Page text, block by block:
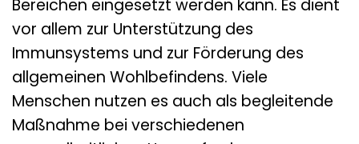
Bereichen eingesetzt werden kann. Es dient
vor allem zur Unterstützung des
Immunsystems und zur Förderung des
allgemeinen Wohlbefindens. Viele
Menschen nutzen es auch als begleitende
Maßnahme bei verschiedenen